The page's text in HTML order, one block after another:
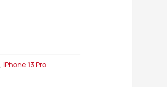
,iPhone 13 Pro